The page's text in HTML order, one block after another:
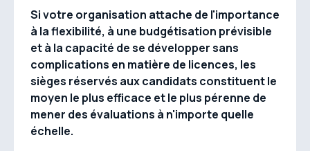
Si votre organisation attache de l'importance
à la flexibilité, à une budgétisation prévisible
et à la capacité de se développer sans
complications en matière de licences, les
sièges réservés aux candidats constituent le
moyen le plus efficace et le plus pérenne de
mener des évaluations à n'importe quelle
échelle.